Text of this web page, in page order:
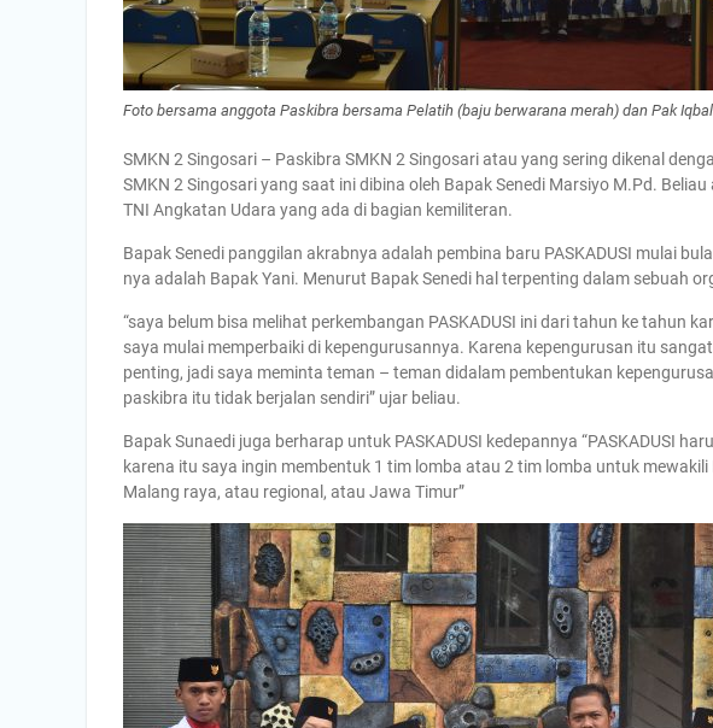
Foto bersama anggota Paskibra bersama Pelatih (baju berwarana merah) dan Pak
SMKN 2 Singosari – Paskibra SMKN 2 Singosari atau yang sering dikenal
SMKN 2 Singosari yang saat ini dibina oleh Bapak Senedi Marsiyo M.Pd.
TNI Angkatan Udara yang ada di bagian kemiliteran.
Bapak Senedi panggilan akrabnya adalah pembina baru PASKADUSI mulai
nya adalah Bapak Yani. Menurut Bapak Senedi hal terpenting dalam sebuah
“saya belum bisa melihat perkembangan PASKADUSI ini dari tahun ke tahun
saya mulai memperbaiki di kepengurusannya. Karena kepengurusan itu
penting, jadi saya meminta teman – teman didalam pembentukan
paskibra itu tidak berjalan sendiri” ujar beliau.
Bapak Sunaedi juga berharap untuk PASKADUSI kedepannya “PASKADUSI
karena itu saya ingin membentuk 1 tim lomba atau 2 tim lomba untuk mewakili
Malang raya, atau regional, atau Jawa Timur”